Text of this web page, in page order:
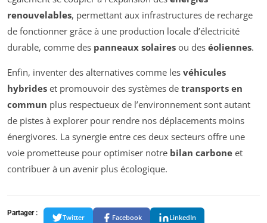
renouvelables, permettant aux infrastructures de recharge
de fonctionner grâce à une production locale d’électricité
durable, comme des panneaux solaires ou des éoliennes.
Enfin, inventer des alternatives comme les véhicules
hybrides et promouvoir des systèmes de transports en
commun plus respectueux de l’environnement sont autant
de pistes à explorer pour rendre nos déplacements moins
énergivores. La synergie entre ces deux secteurs offre une
voie prometteuse pour optimiser notre bilan carbone et
contribuer à un avenir plus écologique.
Partager :
Twitter Facebook LinkedIn